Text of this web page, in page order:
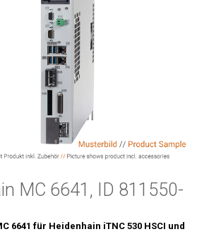
MC 6641, ID 811550-
6641 für Heidenhain iTNC 530 HSCI und